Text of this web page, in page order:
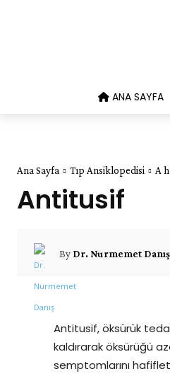
ANA SAYFA
Ana Sayfa Tıp Ansiklopedisi A
Antitusif
By Dr. Nurmemet Danış
Antitusif, öksürük
kaldırarak öksürüğü
semptomlarını